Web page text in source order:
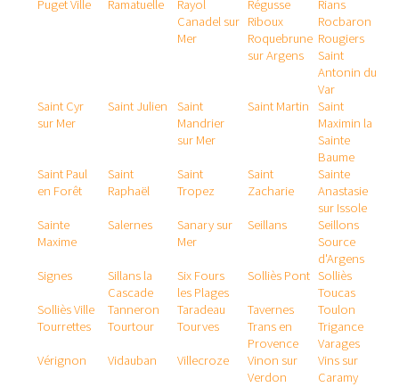
Puget Ville
Ramatuelle
Rayol
Canadel sur
Mer
Régusse
Rians
Riboux
Rocbaron
Roquebrune
sur Argens
Rougiers
Saint
Antonin du
Var
Saint Cyr
sur Mer
Saint Julien
Saint
Mandrier
sur Mer
Saint Martin
Saint
Maximin la
Sainte
Baume
Saint Paul
en Forêt
Saint
Raphaël
Saint
Tropez
Saint
Zacharie
Sainte
Anastasie
sur Issole
Sainte
Maxime
Salernes
Sanary sur
Mer
Seillans
Seillons
Source
d'Argens
Signes
Sillans la
Cascade
Six Fours
les Plages
Solliès Pont Solliès
Toucas
Solliès Ville
Tanneron Taradeau Tavernes
Toulon
Tourrettes
Tourtour Tourves
Trans en
Provence
Trigance
Varages
Vérignon
Vidauban Villecroze
Vinon sur
Verdon
Vins sur
Caramy